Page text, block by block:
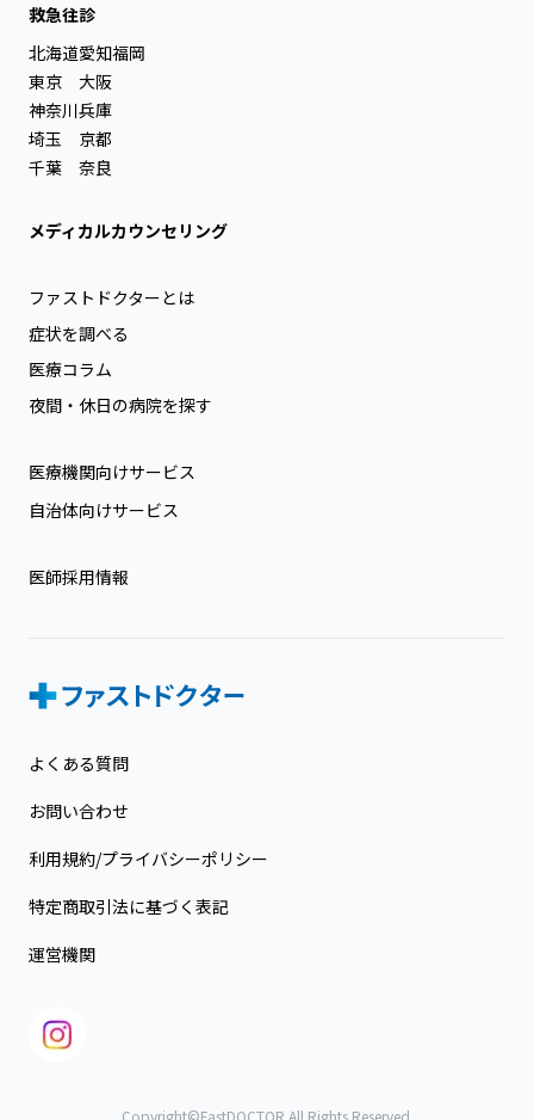
救急往診
北海道
東京
神奈川
埼玉
千葉
愛知
大阪
兵庫
京都
奈良
福岡
メディカルカウンセリング
ファストドクターとは
症状を調べる
医療コラム
夜間・休日の病院を探す
医療機関向けサービス
自治体向けサービス
医師採用情報
よくある質問
お問い合わせ
利用規約/プライバシーポリシー
特定商取引法に基づく表記
運営機関